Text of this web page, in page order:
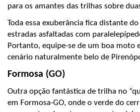
para os amantes das trilhas sobre
Toda essa exuberância fica distante
estradas asfaltadas com
Portanto, equipe-se de um boa moto
cenário naturalmente belo de
Formosa (GO)
Outra opção fantástica de trilha no
em Formosa-GO, onde o verde do